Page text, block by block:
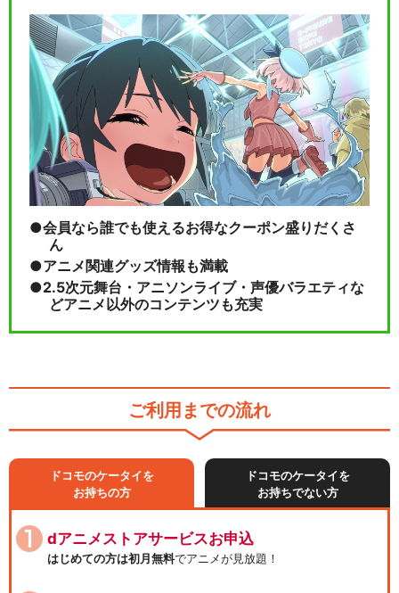
会員なら誰でも使えるお得なクーポン盛りだくさ
ん
アニメ関連グッズ情報も満載
2.5次元舞台・アニソンライブ・声優バラエティな
どアニメ以外のコンテンツも充実
ご利用までの流れ
ドコモのケータイを
お持ちの方
ドコモのケータイを
お持ちでない方
dアニメストアサービスお申込
はじめての方は初月無料でアニメが見放題！